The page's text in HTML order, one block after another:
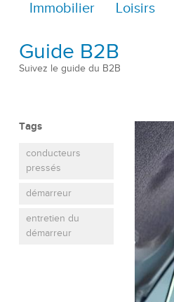
Immobilier
Loisirs
Guide B2B
Suivez le guide du B2B
Tags
conducteurs
pressés
démarreur
entretien du
démarreur